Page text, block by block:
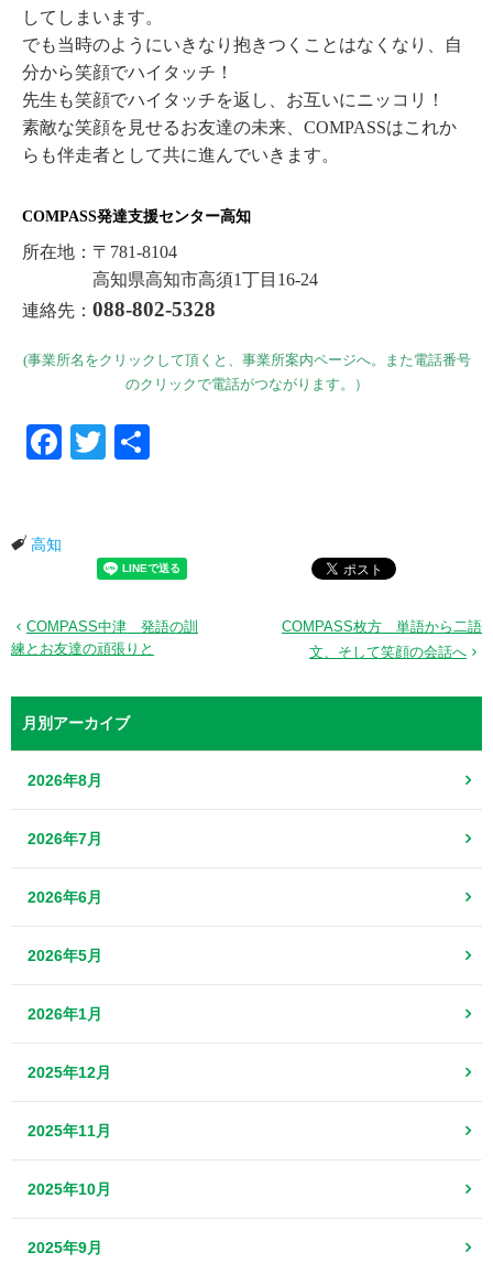
してしまいます。
でも当時のようにいきなり抱きつくことはなくなり、自
分から笑顔でハイタッチ！
先生も笑顔でハイタッチを返し、お互いにニッコリ！
素敵な笑顔を見せるお友達の未来、COMPASSはこれか
らも伴走者として共に進んでいきます。
COMPASS発達支援センター高知
所在地：〒781-8104
高知県高知市高須1丁目16-24
連絡先： 088-802-5328
(事業所名をクリックして頂くと、事業所案内ページへ。また電話番号
のクリックで電話がつながります。）
FacebookTwitter
高知
COMPASS中津 発語の訓
練とお友達の頑張りと
COMPASS枚方 単語から二語
文、そして笑顔の会話へ
月別アーカイブ
2026年8月
2026年7月
2026年6月
2026年5月
2026年1月
2025年12月
2025年11月
2025年10月
2025年9月